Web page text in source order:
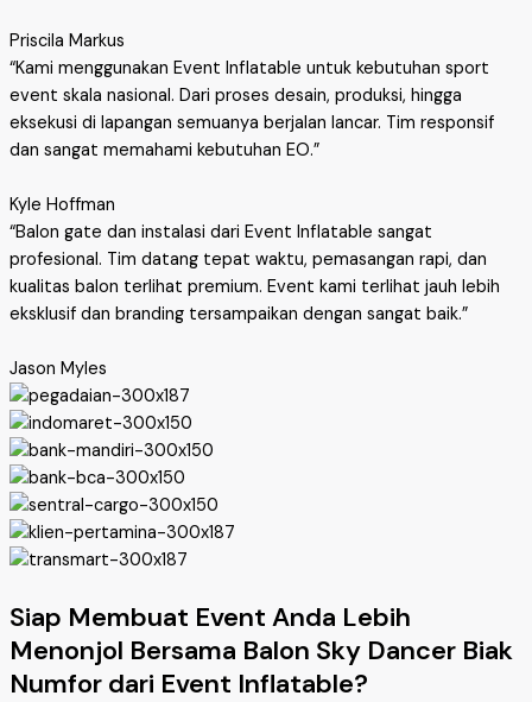
Priscila Markus
“Kami menggunakan Event Inflatable untuk kebutuhan sport
event skala nasional. Dari proses desain, produksi, hingga
eksekusi di lapangan semuanya berjalan lancar. Tim responsif
dan sangat memahami kebutuhan EO.”
Kyle Hoffman
“Balon gate dan instalasi dari Event Inflatable sangat
profesional. Tim datang tepat waktu, pemasangan rapi, dan
kualitas balon terlihat premium. Event kami terlihat jauh lebih
eksklusif dan branding tersampaikan dengan sangat baik.”
Jason Myles
Siap Membuat Event Anda Lebih
Menonjol Bersama Balon Sky Dancer Biak
Numfor dari Event Inflatable?